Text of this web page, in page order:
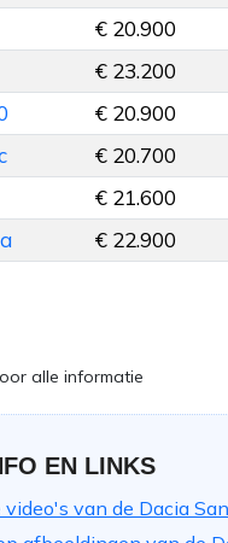
€ 20.900
€ 23.200
€ 20.900
€ 20.700
€ 21.600
€ 22.900
alle informatie
EN LINKS
video's van de Dacia